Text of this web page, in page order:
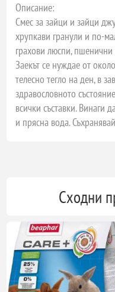
Описание:
Смес за зайци и зайци
хрупкави гранули и по-
грахови люспи,
Заекът се нуждае от
телесно тегло на ден, в
здравословното
всички съставки. Винаги
и прясна вода.
Сходни